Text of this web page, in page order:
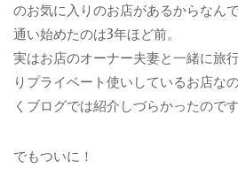
のお気に入りのお店があるからなんで
通い始めたのは3年ほど前。
実はお店のオーナー夫妻と一緒に旅
りプライベート使いしているお店な
くブログでは紹介しづらかったのです
でもついに！